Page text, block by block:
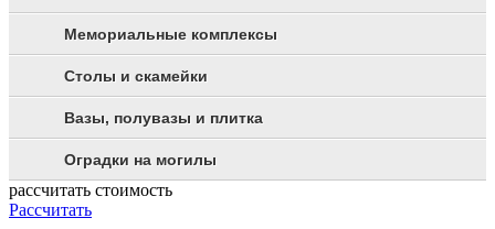
Мемориальные комплексы
Столы и скамейки
Вазы, полувазы и плитка
Оградки на могилы
рассчитать стоимость
Рассчитать